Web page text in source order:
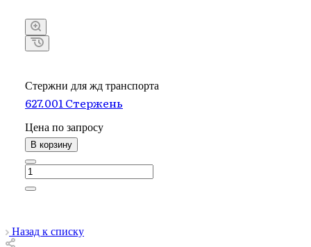
Стержни для жд транспорта
627.001 Стержень
Цена по запросу
В корзину
Назад к списку